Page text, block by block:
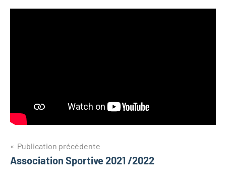
Navigation
de
Publication précédente
Association Sportive 2021 /2022